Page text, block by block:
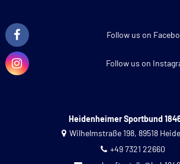
Follow us on
Follow us on
Heidenheimer Sportbund
Wilhelmstraße 198, 89518
+49 7321 22660